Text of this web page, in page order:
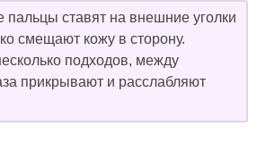
пальцы ставят на внешние уголки
смещают кожу в сторону.
подходов, между
прикрывают и расслабляют